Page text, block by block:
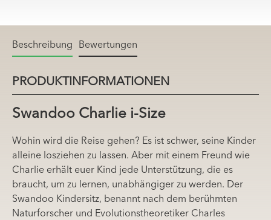
Beschreibung Bewertungen
PRODUKTINFORMATIONEN
Swandoo Charlie i-Size
Wohin wird die Reise gehen? Es ist schwer, seine Kinder
alleine losziehen zu lassen. Aber mit einem Freund wie
Charlie erhält euer Kind jede Unterstützung, die es
braucht, um zu lernen, unabhängiger zu werden. Der
Swandoo Kindersitz, benannt nach dem berühmten
Naturforscher und Evolutionstheoretiker Charles